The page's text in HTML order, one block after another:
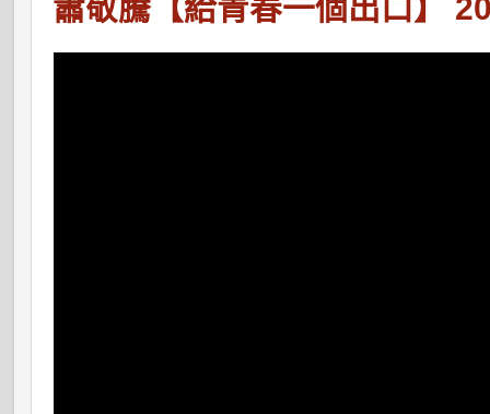
蕭敬騰【給青春一個出口】